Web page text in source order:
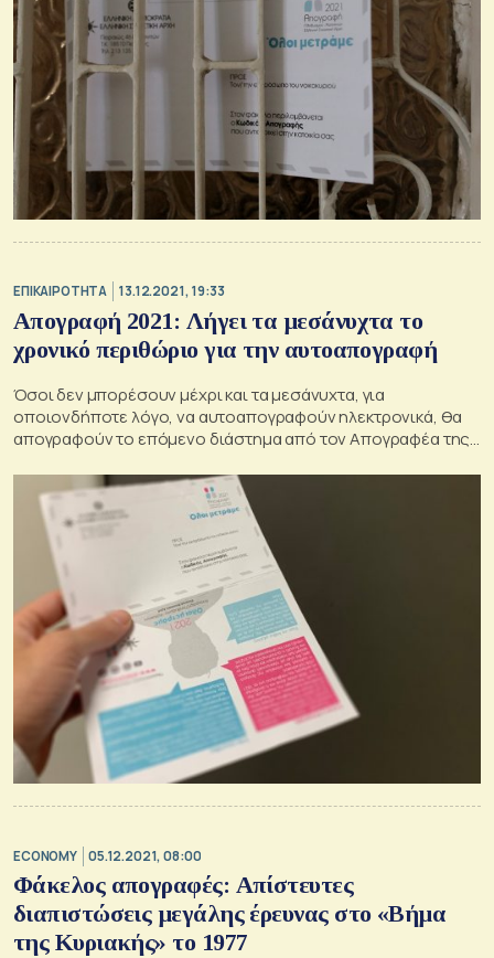
ΕΠΙΚΑΙΡΟΤΗΤΑ 13.12.2021, 19:33
Απογραφή 2021: Λήγει τα μεσάνυχτα το
χρονικό περιθώριο για την αυτοαπογραφή
Όσοι δεν μπορέσουν μέχρι και τα μεσάνυχτα, για
οποιονδήποτε λόγο, να αυτοαπογραφούν ηλεκτρονικά, θα
απογραφούν το επόμενο διάστημα από τον Απογραφέα της
συνέντευξης
ECONOMY 05.12.2021, 08:00
Φάκελος απογραφές: Απίστευτες
διαπιστώσεις μεγάλης έρευνας στο «Βήμα
της Κυριακής» το 1977